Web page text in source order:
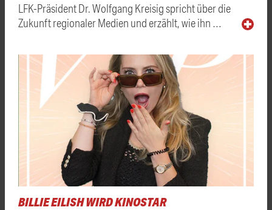
LFK-Präsident Dr. Wolfgang Kreisig spricht über die
Zukunft regionaler Medien und erzählt, wie ihn …
BILLIE EILISH WIRD KINOSTAR